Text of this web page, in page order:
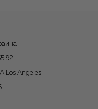
92
Los Angeles